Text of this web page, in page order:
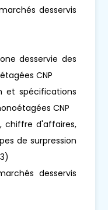
desservis
desservie des
CNP
et spécifications
CNP
chiffre d'affaires,
de surpression
desservis